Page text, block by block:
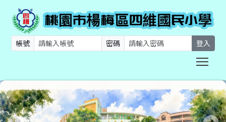
帳號 密碼 登入